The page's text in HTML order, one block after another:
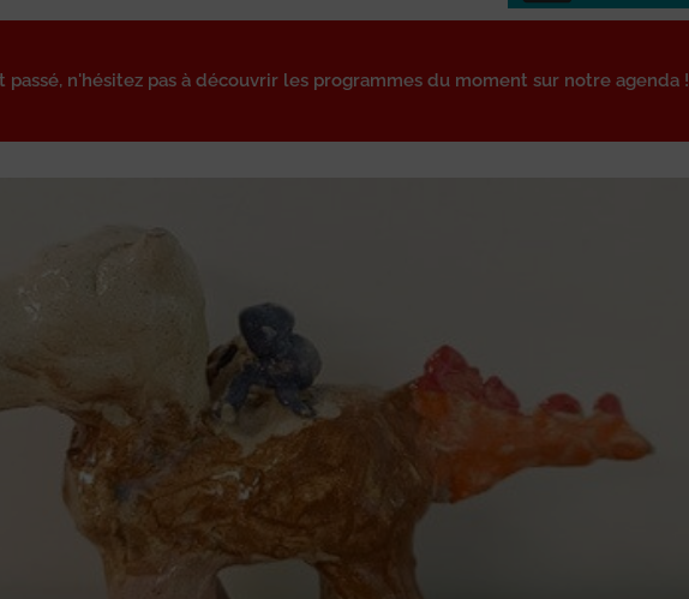
passé, n'hésitez pas à découvrir les programmes du moment sur notre agenda !